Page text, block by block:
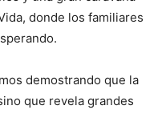
donde los familiares
demostrando que la
que revela grandes